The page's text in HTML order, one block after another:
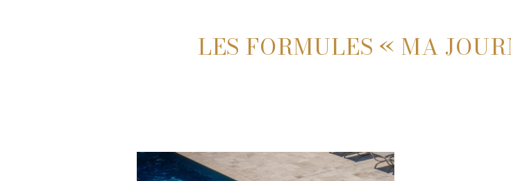
LES FORMULES « MA